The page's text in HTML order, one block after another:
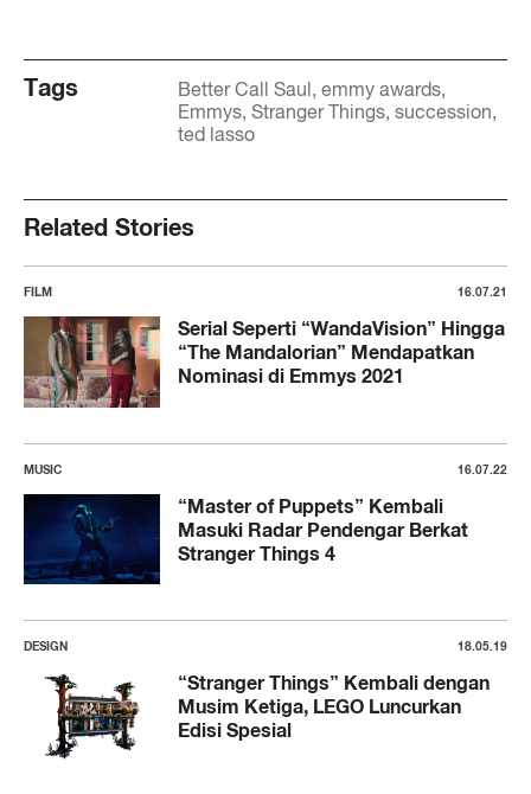
Tags Better Call Saul emmy awards
Emmys Stranger Things succession
ted lasso
Related Stories
FILM 16.07.21
Serial Seperti “WandaVision” Hingga
“The Mandalorian” Mendapatkan
Nominasi di Emmys 2021
MUSIC 16.07.22
“Master of Puppets” Kembali
Masuki Radar Pendengar Berkat
Stranger Things 4
DESIGN 18.05.19
“Stranger Things” Kembali dengan
Musim Ketiga, LEGO Luncurkan
Edisi Spesial